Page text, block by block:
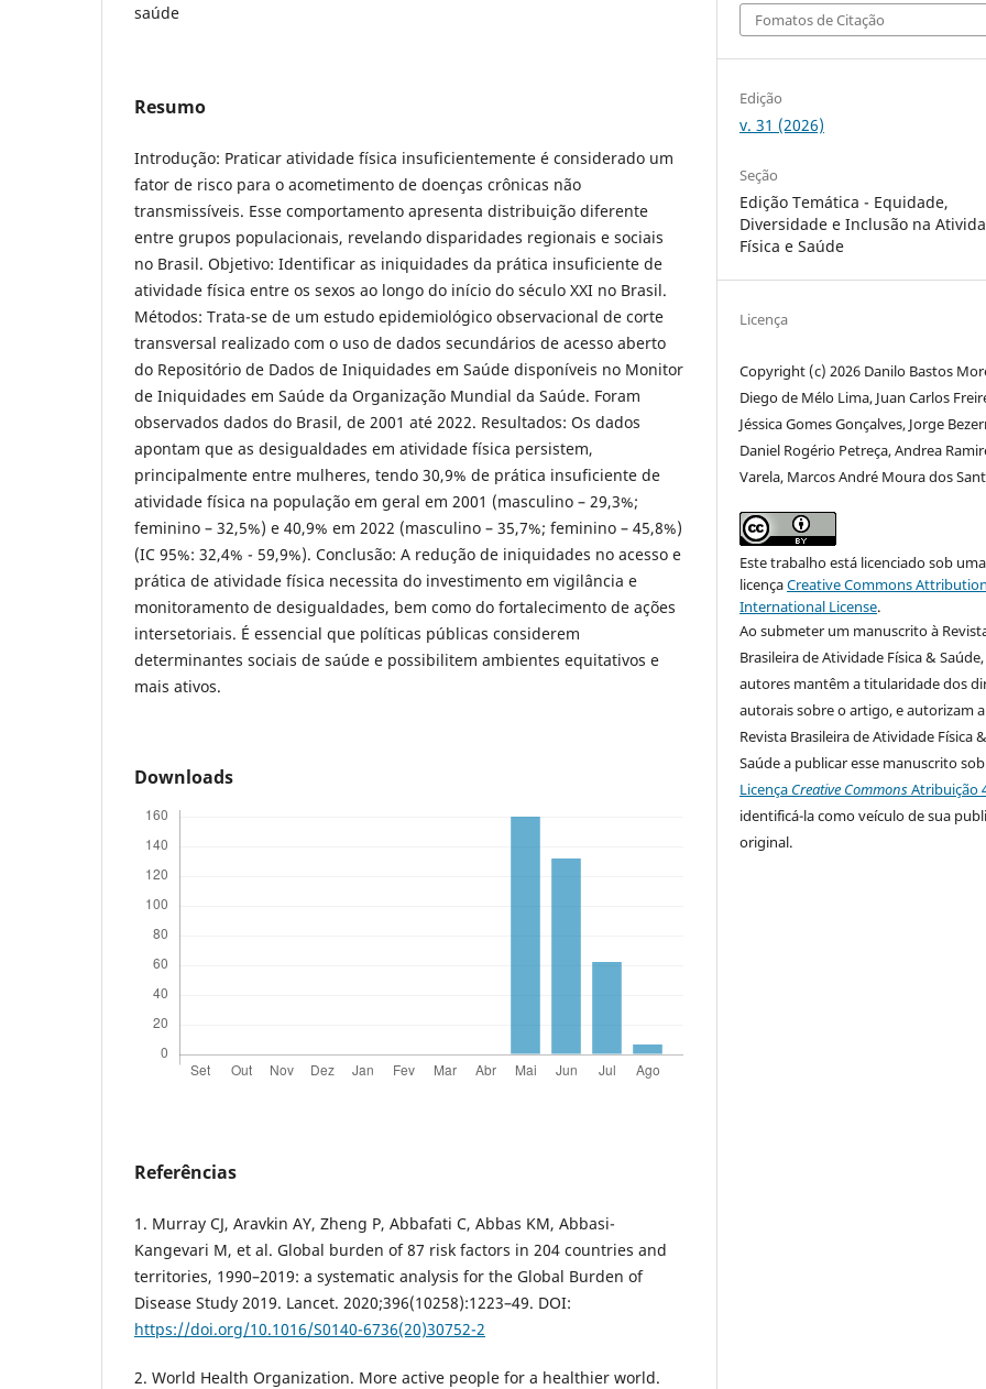
saúde
Resumo
Introdução: Praticar atividade física insuficientemente é considerado um
fator de risco para o acometimento de doenças crônicas não
transmissíveis. Esse comportamento apresenta distribuição diferente
entre grupos populacionais, revelando disparidades regionais e sociais
no Brasil. Objetivo: Identificar as iniquidades da prática insuficiente de
atividade física entre os sexos ao longo do início do século XXI no Brasil.
Métodos: Trata-se de um estudo epidemiológico observacional de corte
transversal realizado com o uso de dados secundários de acesso aberto
do Repositório de Dados de Iniquidades em Saúde disponíveis no Monitor
de Iniquidades em Saúde da Organização Mundial da Saúde. Foram
observados dados do Brasil, de 2001 até 2022. Resultados: Os dados
apontam que as desigualdades em atividade física persistem,
principalmente entre mulheres, tendo 30,9% de prática insuficiente de
atividade física na população em geral em 2001 (masculino – 29,3%;
feminino – 32,5%) e 40,9% em 2022 (masculino – 35,7%; feminino – 45,8%)
(IC 95%: 32,4% - 59,9%). Conclusão: A redução de iniquidades no acesso e
prática de atividade física necessita do investimento em vigilância e
monitoramento de desigualdades, bem como do fortalecimento de ações
intersetoriais. É essencial que políticas públicas considerem
determinantes sociais de saúde e possibilitem ambientes equitativos e
mais ativos.
Downloads
Referências
1. Murray CJ, Aravkin AY, Zheng P, Abbafati C, Abbas KM, Abbasi-
Kangevari M, et al. Global burden of 87 risk factors in 204 countries and
territories, 1990–2019: a systematic analysis for the Global Burden of
Disease Study 2019. Lancet. 2020;396(10258):1223–49. DOI:
https://doi.org/10.1016/S0140-6736(20)30752-2
2. World Health Organization. More active people for a healthier world.
Fomatos de Citação
Edição
v. 31 (2026)
Seção
Edição Temática - Equidade,
Diversidade e Inclusão na
Física e Saúde
Licença
Copyright (c) 2026 Danilo Bastos
Diego de Mélo Lima, Juan Carlos
Jéssica Gomes Gonçalves, Jorge
Daniel Rogério Petreça, Andrea
Varela, Marcos André Moura dos
Este trabalho está licenciado sob uma
licençaCreative Commons
International License.
Ao submeter um manuscrito à
Brasileira de Atividade Física &
autores mantêm a titularidade dos
autorais sobre o artigo, e autorizam a
Revista Brasileira de Atividade Física &
Saúde a publicar esse manuscrito
Licença Creative CommonsAtribuição
identificá-la como veículo de sua
original.